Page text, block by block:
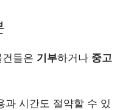
들은 기부하거나 중고
과 시간도 절약할 수 있